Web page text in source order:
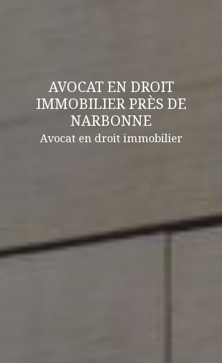
AVOCAT EN DROIT
IMMOBILIER PRÈS DE
NARBONNE
Avocat en droit immobilier